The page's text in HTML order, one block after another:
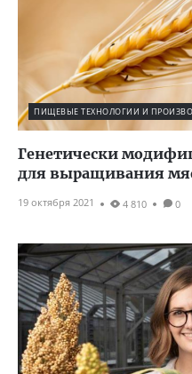
ПИЩЕВЫЕ ТЕХНОЛОГИИ И
Генетически
для выращивания
19 октября 2021 4 810 0